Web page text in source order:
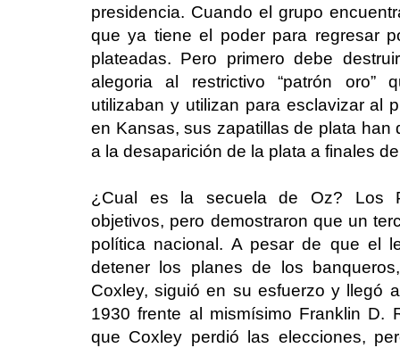
presidencia. Cuando el grupo
que ya tiene el poder para regresar
plateadas. Pero primero debe
alegoria al restrictivo “patrón oro”
utilizaban y utilizan para esclavizar al
en Kansas, sus zapatillas de plata
a la desaparición de la plata a finales
¿Cual es la secuela de Oz? Los
objetivos, pero demostraron que un
política nacional. A pesar de que el
detener los planes de los
Coxley, siguió en su esfuerzo y llegó
1930 frente al mismísimo Franklin D.
que Coxley perdió las elecciones,